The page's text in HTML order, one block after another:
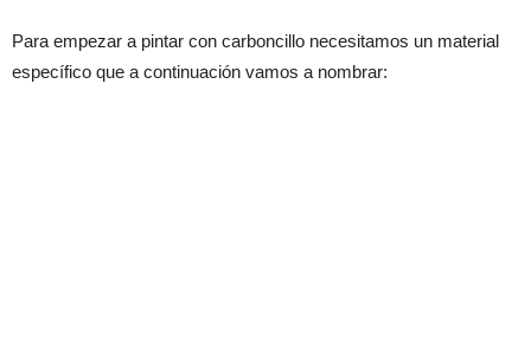
Para empezar a pintar con carboncillo necesitamos un material
específico que a continuación vamos a nombrar: